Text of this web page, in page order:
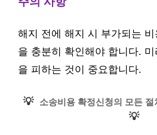
해지 전에 해지 시 부가되는
을 충분히 확인해야 합니다.
을 피하는 것이 중요합니다.
💡 소송비용 확정신청의 모든
💡